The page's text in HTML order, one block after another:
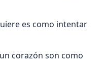
es como intentar
corazón son como